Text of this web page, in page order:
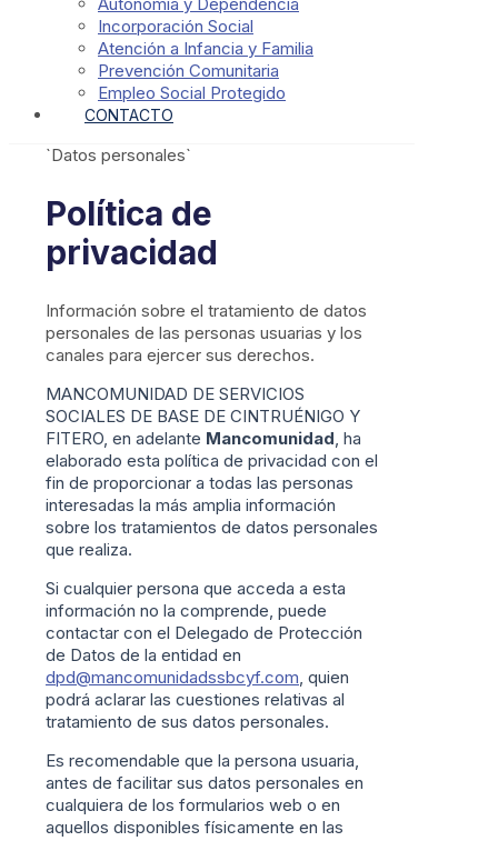
Incorporación Social
Atención a Infancia y Familia
Prevención Comunitaria
Empleo Social Protegido
CONTACTO
`Datos personales`
Política de
privacidad
Información sobre el tratamiento de datos
personales de las personas usuarias y los
canales para ejercer sus derechos.
MANCOMUNIDAD DE SERVICIOS
SOCIALES DE BASE DE CINTRUÉNIGO Y
FITERO, en adelante Mancomunidad , ha
elaborado esta política de privacidad con el
fin de proporcionar a todas las personas
interesadas la más amplia información
sobre los tratamientos de datos personales
que realiza.
Si cualquier persona que acceda a esta
información no la comprende, puede
contactar con el Delegado de Protección
de Datos de la entidad en
dpd@mancomunidadssbcyf.com , quien
podrá aclarar las cuestiones relativas al
tratamiento de sus datos personales.
Es recomendable que la persona usuaria,
antes de facilitar sus datos personales en
cualquiera de los formularios web o en
aquellos disponibles físicamente en las